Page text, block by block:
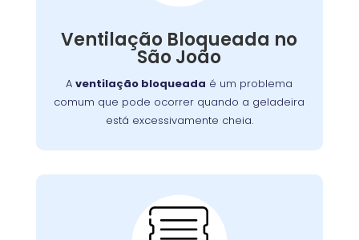
Ventilação Bloqueada no
São João
Aventilação bloqueada é um problema
comum que pode ocorrer quando a geladeira
está excessivamente cheia.
como também pode
obstruir as ventilações
Embora uma simples limpeza
possa resolver a situação
, em casos mais
graves, pode ser necessário um
profissional
para limpar ou substituir as
ventilações.
Problemas com o